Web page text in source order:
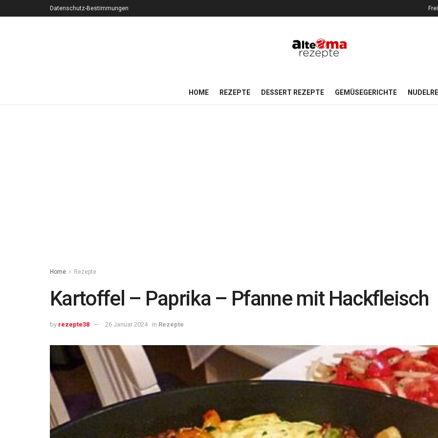
Datenschutz-Bestimmungen
HOME REZEPTE DESSERT REZEPTE GEMÜSEGERICHTE
Home Rezepte
Kartoffel – Paprika – Pfanne mit Hackfleisch
by rezepte38 26 Januar 2024 in Rezepte